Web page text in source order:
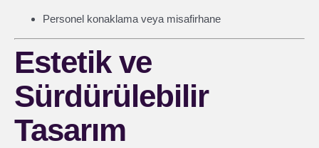
Personel konaklama veya misafirhane
Estetik ve
Sürdürülebilir
Tasarım